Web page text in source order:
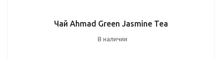
Чай Ahmad Green Jasmine Tea
В наличии